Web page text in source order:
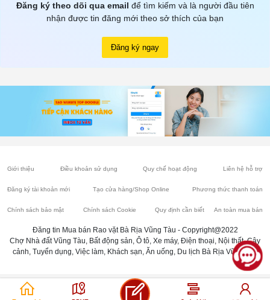
Đăng ký theo dõi qua email để tìm kiếm và là người đầu tiên
nhận được tin đăng mới theo sở thích của bạn
Đăng ký ngay
Giới thiệu Điều khoản sử dụng Quy chế hoạt động Liên hệ hỗ trợ
Đăng ký tài khoản mới Tạo cửa hàng/Shop Online Phương thức thanh toán
Chính sách bảo mật Chính sách Cookie Quy định cần biết An toàn mua bán
Đăng tin Mua bán Rao vặt Bà Rịa Vũng Tàu - Copyright@2022
Chợ Nhà đất Vũng Tàu, Bất động sản, Ô tô, Xe máy, Điện thoại, Nội thất, Cây
cảnh, Tuyển dụng, Việc làm, Khách sạn, Ăn uống, Du lịch Bà Rịa Vũng Tàu